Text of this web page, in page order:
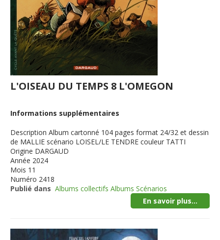
L'OISEAU DU TEMPS 8 L'OMEGON
Informations supplémentaires
Description Album cartonné 104 pages format 24/32 et dessin
de MALLIE scénario LOISEL/LE TENDRE couleur TATTI
Origine DARGAUD
Année 2024
Mois 11
Numéro 2418
Publié dans Albums collectifs Albums Scénarios
En savoir plus...